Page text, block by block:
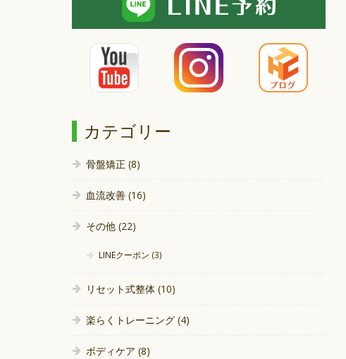
カテゴリー
骨盤矯正 (8)
血流改善 (16)
その他 (22)
LINEクーポン (3)
リセット式整体 (10)
楽らくトレーニング (4)
ボディケア (8)